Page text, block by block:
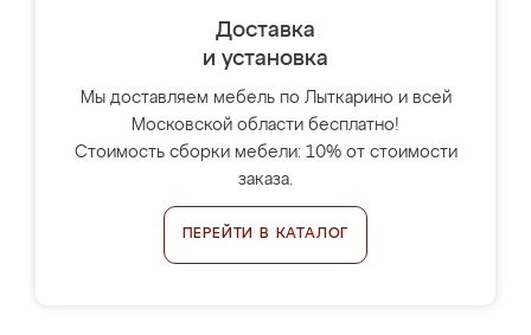
Доставка
и установка
Мы доставляем мебель по Лыткарино и всей
Московской области бесплатно!
Стоимость сборки мебели: 10% от стоимости
заказа.
ПЕРЕЙТИ В КАТАЛОГ